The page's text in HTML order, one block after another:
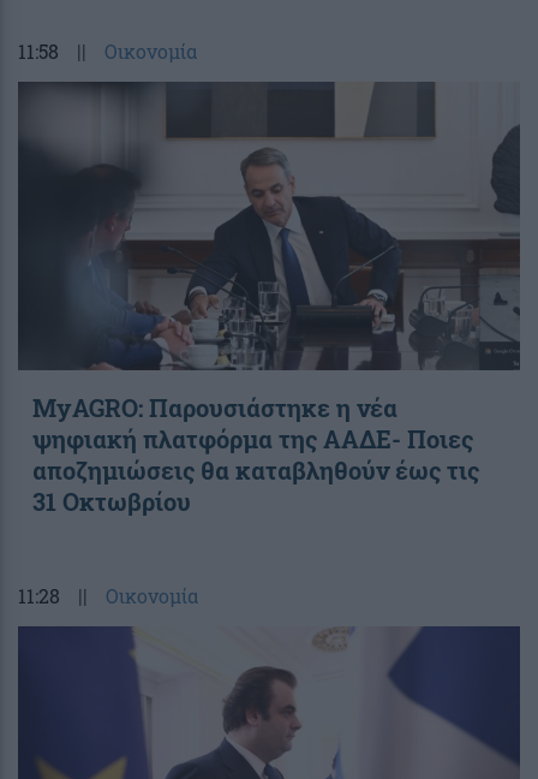
11:58 || Οικονομία
ΜyAGRO: Παρουσιάστηκε η νέα
ψηφιακή πλατφόρμα της ΑΑΔΕ- Ποιες
αποζημιώσεις θα καταβληθούν έως τις
31 Οκτωβρίου
11:28 || Οικονομία